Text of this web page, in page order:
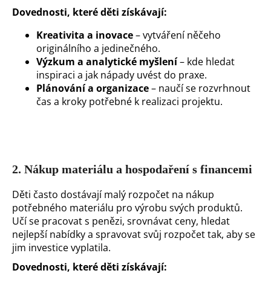
Dovednosti, které děti získávají:
Kreativita a inovace– vytváření něčeho
originálního a jedinečného.
Výzkum a analytické myšlení– kde hledat
inspiraci a jak nápady uvést do praxe.
Plánování a organizace– naučí se rozvrhnout
čas a kroky potřebné k realizaci projektu.
2. Nákup materiálu a hospodaření s financemi
Děti často dostávají malý rozpočet na nákup
potřebného materiálu pro výrobu svých produktů.
Učí se pracovat s penězi, srovnávat ceny, hledat
nejlepší nabídky a spravovat svůj rozpočet tak, aby se
jim investice vyplatila.
Dovednosti, které děti získávají: